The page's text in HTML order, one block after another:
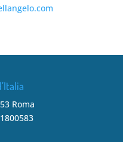
Roma